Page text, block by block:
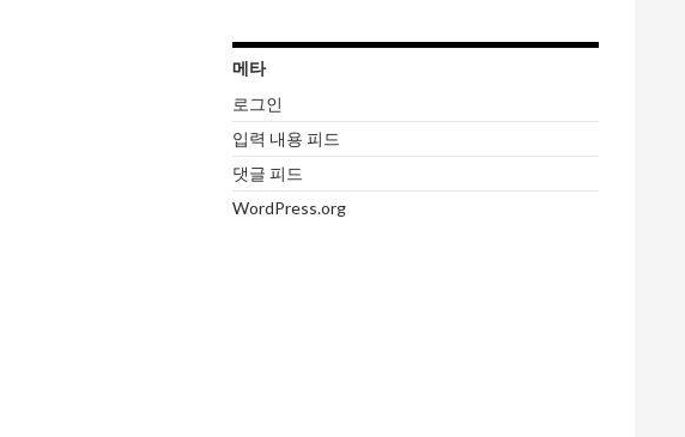
메타
로그인
입력 내용 피드
댓글 피드
WordPress.org